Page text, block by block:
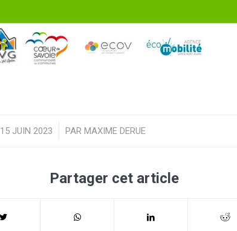
15 JUIN 2023
/ PAR MAXIME DERUE
Partager cet article